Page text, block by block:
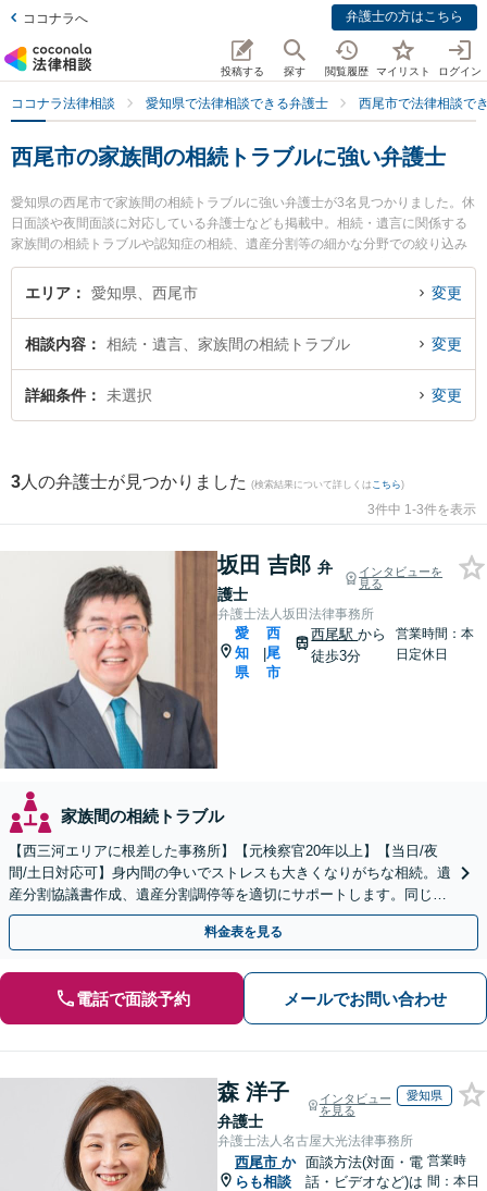
ココナラへ 弁護士の方はこちら
投稿する 探す 閲覧履歴 マイリスト ログイン
ココナラ法律相談 愛知県で法律相談できる弁護士 西尾市で法律相談で
西尾市の家族間の相続トラブルに強い弁護士
愛知県の西尾市で家族間の相続トラブルに強い弁護士が3名見つかりました。休
日面談や夜間面談に対応している弁護士なども掲載中。相続・遺言に関係する
家族間の相続トラブルや認知症の相続、遺産分割等の細かな分野での絞り込み
検索もでき便利です。特に弁護士法人坂田法律事務所の坂田 吉郎弁護士や安藤
法律事務所の安藤 芳朗弁護士、弁護士法人坂田法律事務所の髙木 卓也弁護士の
したい』『家族間の相続トラブルのトラブル解決の実績豊富な近くの弁護士を
検索したい』『初回相談無料で家族間の相続トラブルを法律相談できる西尾市
内の弁護士に相談予約したい』などでお困りの相談者さんにおすすめです。
エリア 愛知県、西尾市 変更
相談内容 相続・遺言、家族間の相続トラブル 変更
詳細条件 未選択 変更
3 人の弁護士が見つかりました (検索結果について詳しくは こちら)
3件中 1-3件を表示
坂田 吉郎 弁
護士
インタビューを
見る
弁護士法人坂田法律事務所
愛
知
県
|
西
尾
市
西尾駅から
徒歩3分
営業時間：本
日定休日
家族間の相続トラブル
【西三河エリアに根差した事務所】【元検察官20年以上】【当日/夜
間/土日対応可】身内間の争いでストレスも大きくなりがちな相続。遺
産分割協議書作成、遺産分割調停等を適切にサポートします。同じ建
物に税理士・社会保険労務士もいます
料金表を見る
電話で面談予約 メールでお問い合わせ
森 洋子
弁護士
インタビュー
を見る
愛知県
弁護士法人名古屋大光法律事務所
西尾市 か
らも相談
面談方法(対面・電
話・ビデオなど)は
営業時
間：本日